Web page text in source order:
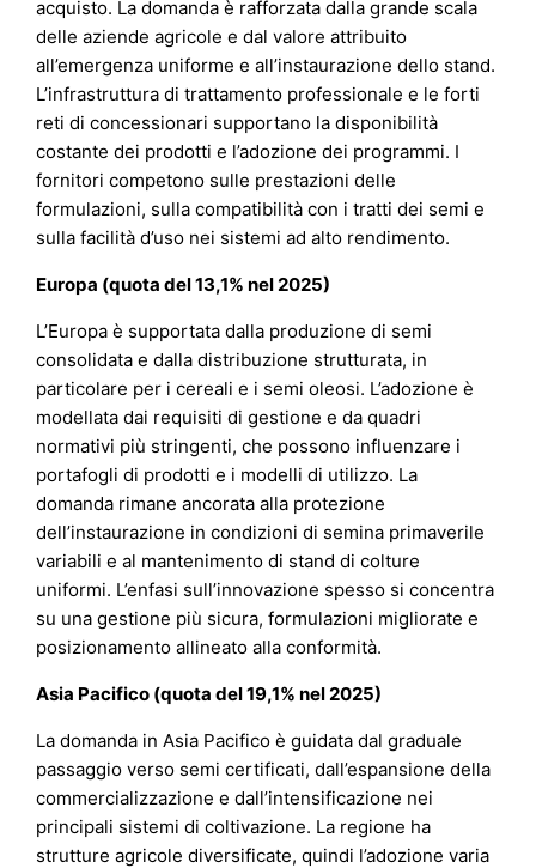
acquisto. La domanda è rafforzata dalla grande scala
delle aziende agricole e dal valore attribuito
all’emergenza uniforme e all’instaurazione dello stand.
L’infrastruttura di trattamento professionale e le forti
reti di concessionari supportano la disponibilità
costante dei prodotti e l’adozione dei programmi. I
fornitori competono sulle prestazioni delle
formulazioni, sulla compatibilità con i tratti dei semi e
sulla facilità d’uso nei sistemi ad alto rendimento.
Europa (quota del 13,1% nel 2025)
L’Europa è supportata dalla produzione di semi
consolidata e dalla distribuzione strutturata, in
particolare per i cereali e i semi oleosi. L’adozione è
modellata dai requisiti di gestione e da quadri
normativi più stringenti, che possono influenzare i
portafogli di prodotti e i modelli di utilizzo. La
domanda rimane ancorata alla protezione
dell’instaurazione in condizioni di semina primaverile
variabili e al mantenimento di stand di colture
uniformi. L’enfasi sull’innovazione spesso si concentra
su una gestione più sicura, formulazioni migliorate e
posizionamento allineato alla conformità.
Asia Pacifico (quota del 19,1% nel 2025)
La domanda in Asia Pacifico è guidata dal graduale
passaggio verso semi certificati, dall’espansione della
commercializzazione e dall’intensificazione nei
principali sistemi di coltivazione. La regione ha
strutture agricole diversificate, quindi l’adozione varia